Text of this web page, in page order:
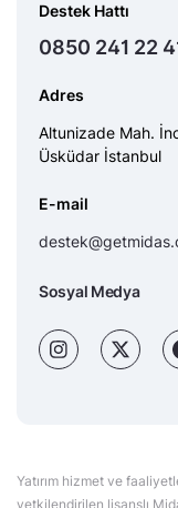
Destek Hattı
0850 241 22
Adres
Altunizade Mah.
Üsküdar İstanbul
E-mail
Sosyal Medya
Yatırım hizmet ve
yetkilendirilen lisanslı